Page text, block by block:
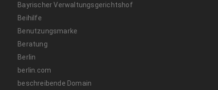
Bayrischer Verwaltungsgerichtshof
Beihilfe
Benutzungsmarke
Beratung
Berlin
berlin.com
beschreibende Domain